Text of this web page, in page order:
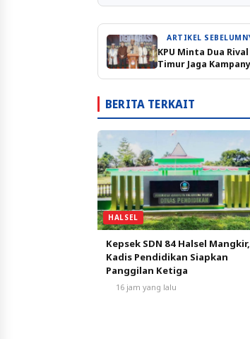
ARTIKEL
KPU Minta Dua
Timur Jaga
BERITA TERKAIT
HALSEL
Kepsek SDN 84 Halsel Mangkir,
Kadis Pendidikan Siapkan
Panggilan Ketiga
16 jam yang lalu